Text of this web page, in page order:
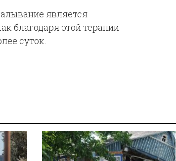
является
благодаря этой терапии
суток.